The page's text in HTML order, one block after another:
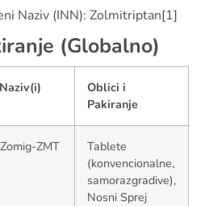
Naziv (INN): Zolmitriptan[1]
(Globalno)
Oblici i
Pakiranje
ZMT
Tablete
(konvencionalne,
samorazgradive),
Nosni Sprej